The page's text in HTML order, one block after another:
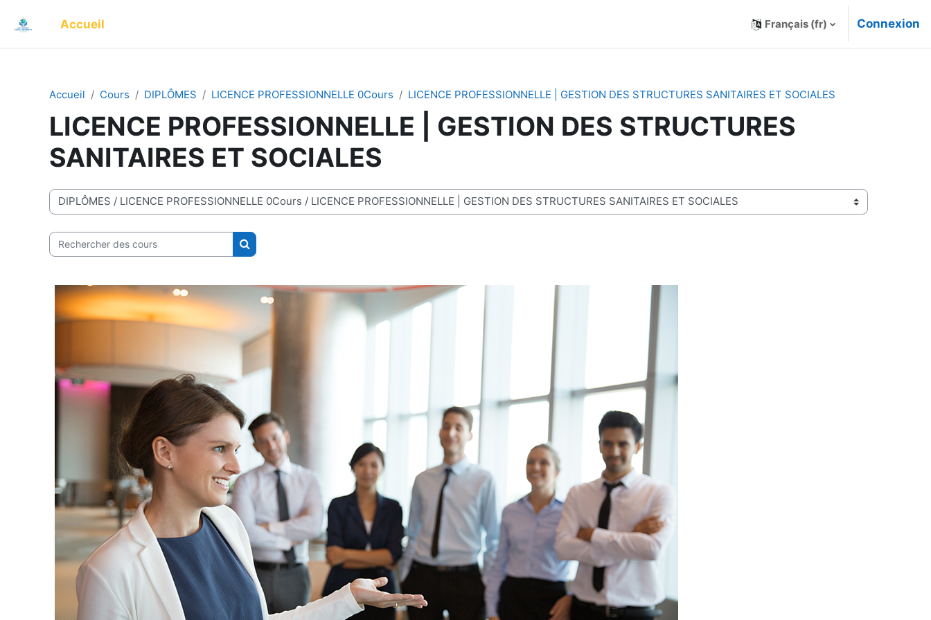
Accueil Français ‎(fr)‎ Connexion
Accueil Cours DIPLÔMES LICENCE PROFESSIONNELLE 0Cours LICENCE PROFESSIONNELLE | GESTION DES STRUCTURES SANITAIRES ET SOCIALES
LICENCE PROFESSIONNELLE | GESTION DES STRUCTURES
SANITAIRES ET SOCIALES
Catégories de cours
Rechercher des cours
Rechercher des cours